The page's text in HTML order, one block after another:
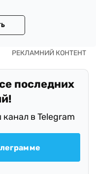
последних
в Telegram